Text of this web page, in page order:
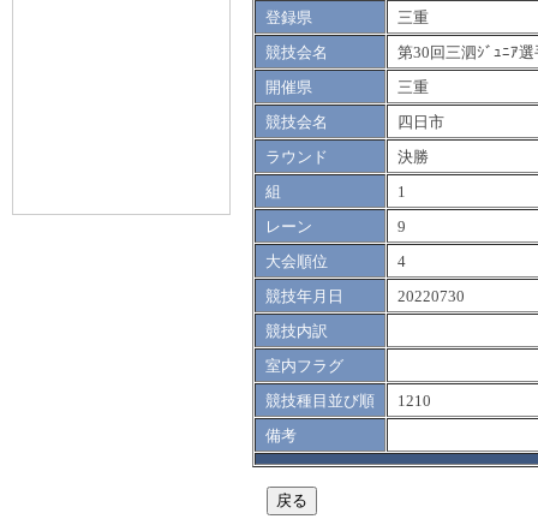
登録県
三重
競技会名
第30回三泗ｼﾞｭﾆｱ
開催県
三重
競技会名
四日市
ラウンド
決勝
組
1
レーン
9
大会順位
4
競技年月日
20220730
競技内訳
室内フラグ
競技種目並び順
1210
備考